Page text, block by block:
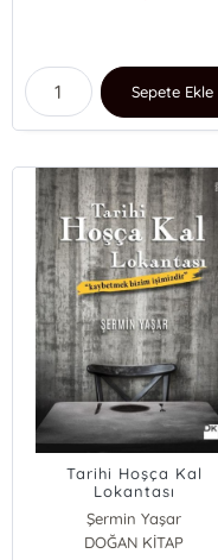
Sepete Ekle
Tarihi Hoşça Kal
Lokantası
Şermin Yaşar
DOĞAN KİTAP